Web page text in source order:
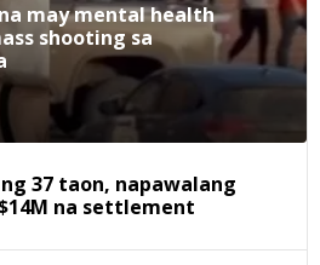
may mental health
shooting sa
37 taon, napawalang
na settlement